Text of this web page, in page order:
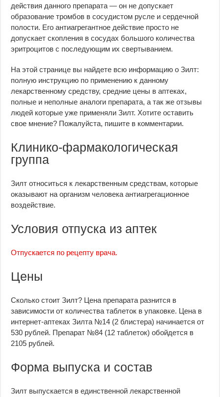
действия данного препарата — он не допускает
образование тромбов в сосудистом русле и сердечной
полости. Его антиагрегантное действие просто не
допускает скопления в сосудах большого количества
эритроцитов с последующим их свертыванием.
На этой странице вы найдете всю информацию о Зилт:
полную инструкцию по применению к данному
лекарственному средству, средние цены в аптеках,
полные и неполные аналоги препарата, а так же отзывы
людей которые уже применяли Зилт. Хотите оставить
свое мнение? Пожалуйста, пишите в комментарии.
Клинико-фармакологическая
группа
Зилт относиться к лекарственным средствам, которые
оказывают на организм человека антиагрегационное
воздействие.
Условия отпуска из аптек
Отпускается по рецепту врача.
Цены
Сколько стоит Зилт? Цена препарата разнится в
зависимости от количества таблеток в упаковке. Цена в
интернет-аптеках Зилта №14 (2 блистера) начинается от
530 рублей. Препарат №84 (12 таблеток) обойдется в
2105 рублей.
Форма выпуска и состав
Зилт выпускается в единственной лекарственной